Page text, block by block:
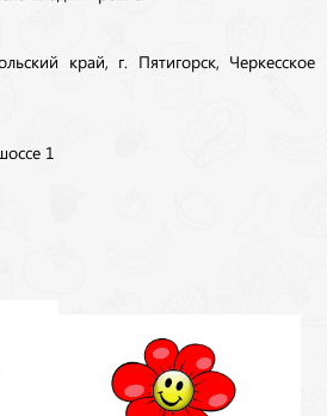
край, г. Пятигорск, Черкесское
1